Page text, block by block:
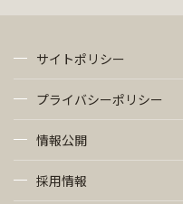
サイトポリシー
プライバシーポリシー
情報公開
採用情報